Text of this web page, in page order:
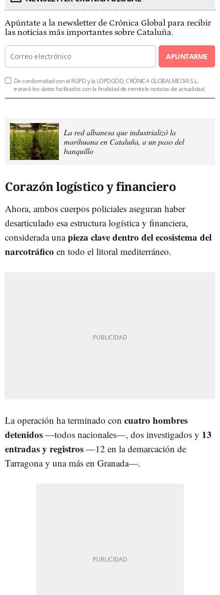
Apúntate a la newsletter de Crónica Global para recibir
las noticias más importantes sobre Cataluña.
APUNTARME
De conformidad con el RGPD y la LOPDGDD, CRÓNICA GLOBALMEDIA S.L.
tratará los datos facilitados con la finalidad de remitirle noticias de actualidad.
La red albanesa que industrializó la
marihuana en Cataluña, a un paso del
banquillo
Corazón logístico y financiero
Ahora, ambos cuerpos policiales aseguran haber
desarticulado esa estructura logística y financiera,
considerada unapieza clave dentro del ecosistema del
narcotráfico en todo el litoral mediterráneo.
La operación ha terminado con cuatro hombres
detenidos —todos nacionales—, dos investigados y 13
entradas y registros —12 en la demarcación de
Tarragona y una más en Granada—.